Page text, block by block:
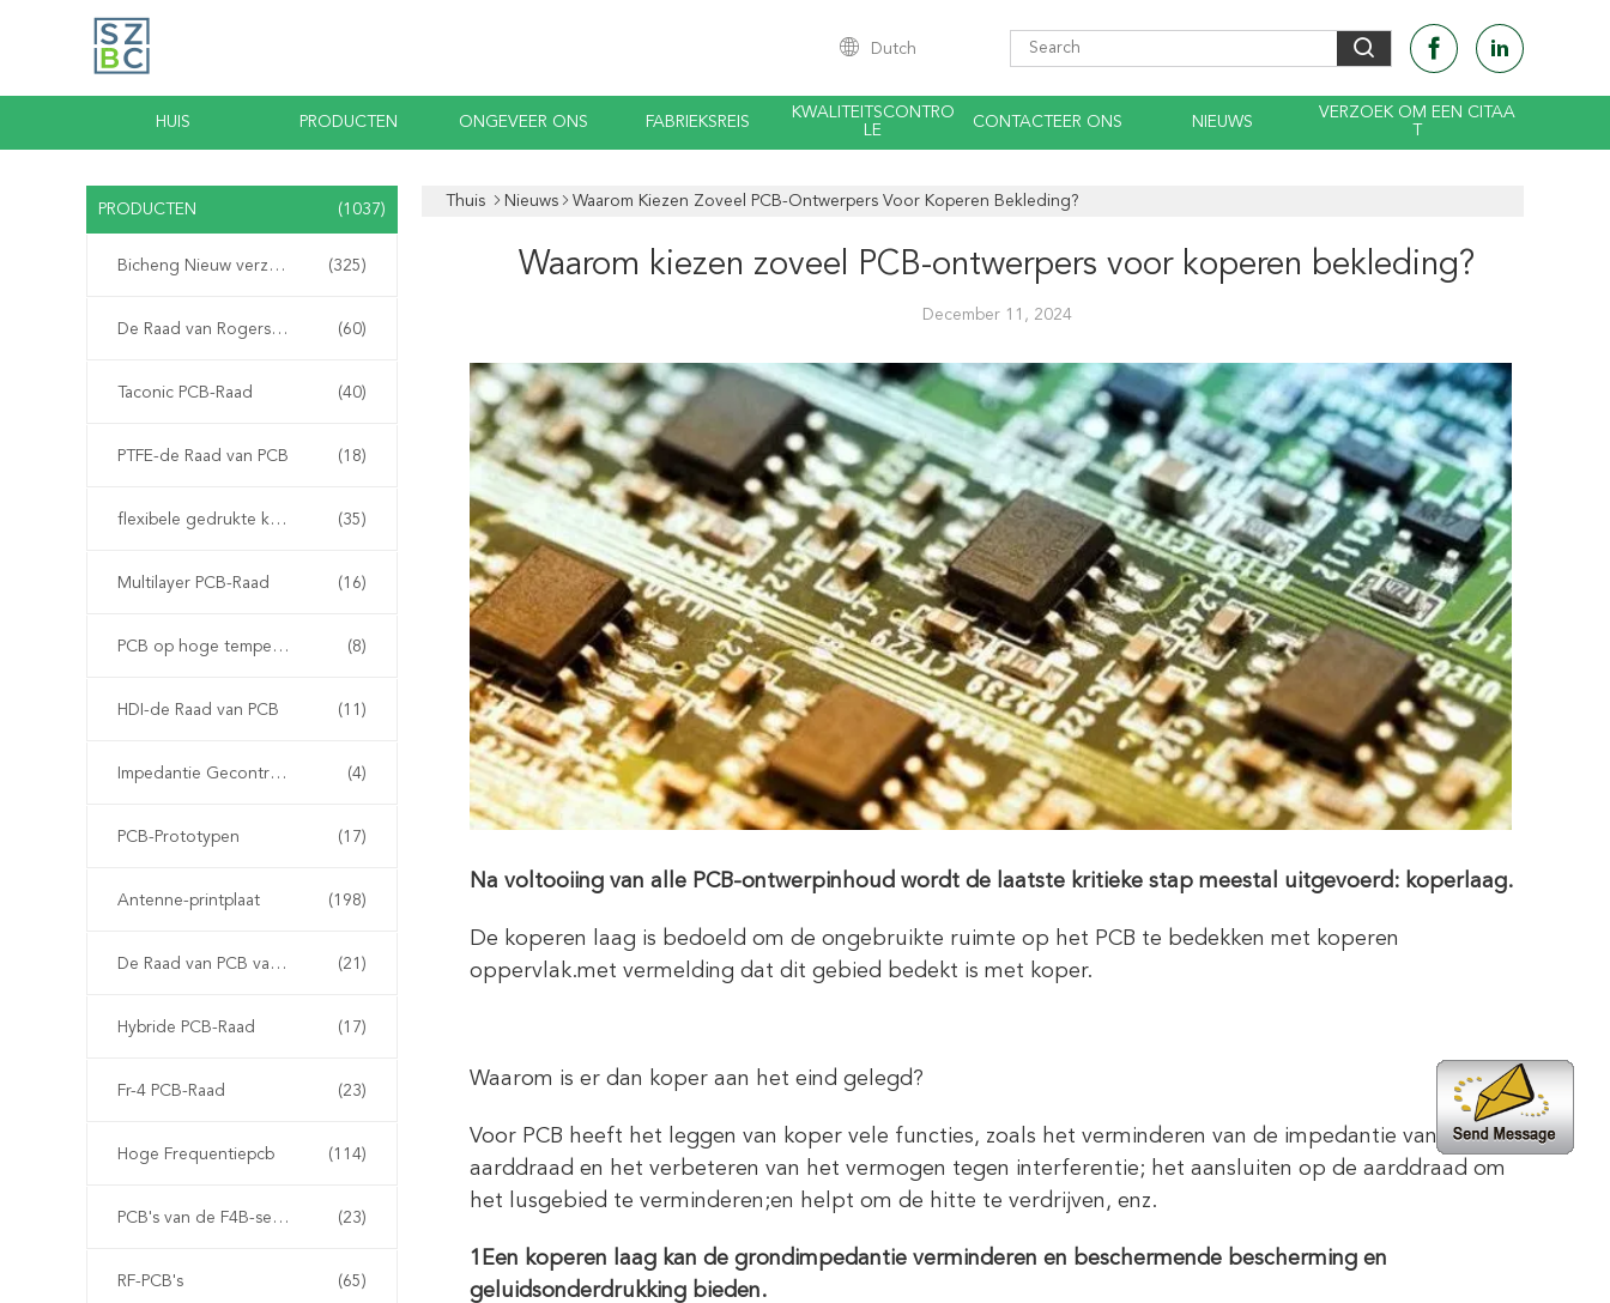
Dutch
HUIS PRODUCTEN ONGEVEER ONS FABRIEKSREIS
KWALITEITSCONTRO
LE
CONTACTEER ONS NIEUWS
VERZOEK OM EEN CITAA
PRODUCTEN (1037)
Bicheng Nieuw verzonden PCB (325)
De Raad van Rogerspcb (60)
Taconic PCB-Raad (40)
PTFE-de Raad van PCB (18)
flexibele gedrukte kring (35)
Multilayer PCB-Raad (16)
PCB op hoge temperatuur (8)
HDI-de Raad van PCB (11)
Impedantie Gecontroleerde PCB (4)
PCB-Prototypen (17)
Antenne-printplaat (198)
De Raad van PCB van Arlon (21)
Hybride PCB-Raad (17)
Fr-4 PCB-Raad (23)
Hoge Frequentiepcb (114)
PCB's van de F4B-serie (23)
RF-PCB's (65)
Thuis Nieuws Waarom Kiezen Zoveel PCB-Ontwerpers Voor Koperen Bekleding?
Waarom kiezen zoveel PCB-ontwerpers voor koperen bekleding?
December 11, 2024
Na voltooiing van alle PCB-ontwerpinhoud wordt de laatste kritieke stap meestal uitgevoerd: koperlaag.
De koperen laag is bedoeld om de ongebruikte ruimte op het PCB te bedekken met koperen
oppervlak.met vermelding dat dit gebied bedekt is met koper.
Waarom is er dan koper aan het eind gelegd?
Voor PCB heeft het leggen van koper vele functies, zoals het verminderen van de impedantie van de
aarddraad en het verbeteren van het vermogen tegen interferentie; het aansluiten op de aarddraad om
het lusgebied te verminderen;en helpt om de hitte te verdrijven, enz.
1Een koperen laag kan de grondimpedantie verminderen en beschermende bescherming en
geluidsonderdrukking bieden.